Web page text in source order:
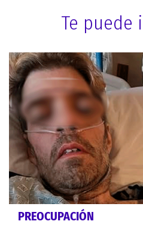
Te puede
PREOCUPACIÓN